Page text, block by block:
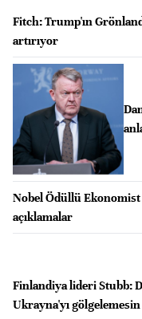
Fitch: Trump'ın
artırıyor
Nobel Ödüllü
açıklamalar
Finlandiya lideri Stubb:
Ukrayna'yı gölgelemesin